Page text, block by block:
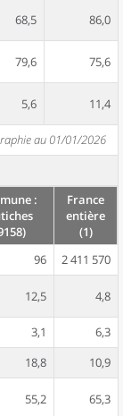
68,5 86,0
79,6 75,6
5,6 11,4
au 01/01/2026
:
France
entière
(1)
96
2 411 570
12,5 4,8
3,1
6,3
18,8
10,9
55,2 65,3